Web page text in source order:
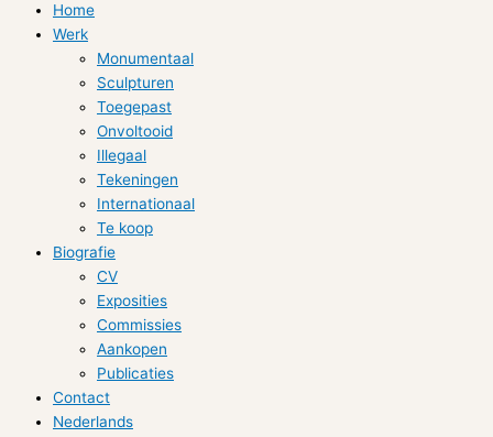
Home
Werk
Monumentaal
Sculpturen
Toegepast
Onvoltooid
Illegaal
Tekeningen
Internationaal
Te koop
Biografie
CV
Exposities
Commissies
Aankopen
Publicaties
Contact
Nederlands